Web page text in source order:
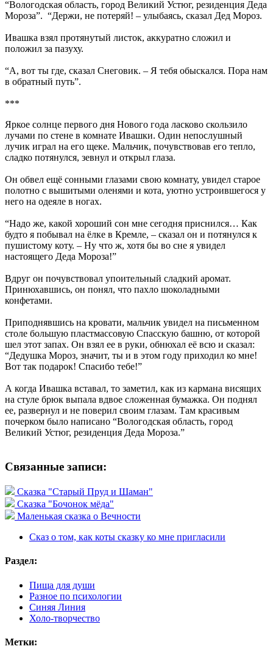
“Вологодская область, город Великий Устюг, резиденция Деда
Мороза”. “Держи, не потеряй! – улыбаясь, сказал Дед Мороз.
Ивашка взял протянутый листок, аккуратно сложил и
положил за пазуху.
“А, вот ты где, сказал Снеговик. – Я тебя обыскался. Пора нам
в обратный путь”.
***
Яркое солнце первого дня Нового года ласково скользило
лучами по стене в комнате Ивашки. Один непослушный
лучик играл на его щеке. Мальчик, почувствовав его тепло,
сладко потянулся, зевнул и открыл глаза.
Он обвел ещё сонными глазами свою комнату, увидел старое
полотно с вышитыми оленями и кота, уютно устроившегося у
него на одеяле в ногах.
“Надо же, какой хороший сон мне сегодня приснился… Как
будто я побывал на ёлке в Кремле, – сказал он и потянулся к
пушистому коту. – Ну что ж, хотя бы во сне я увидел
настоящего Деда Мороза!”
Вдруг он почувствовал упоительный сладкий аромат.
Принюхавшись, он понял, что пахло шоколадными
конфетами.
Приподнявшись на кровати, мальчик увидел на письменном
столе большую пластмассовую Спасскую башню, от которой
шел этот запах. Он взял ее в руки, обнюхал её всю и сказал:
“Дедушка Мороз, значит, ты и в этом году приходил ко мне!
Вот так подарок! Спасибо тебе!”
А когда Ивашка вставал, то заметил, как из кармана висящих
на стуле брюк выпала вдвое сложенная бумажка. Он поднял
ее, развернул и не поверил своим глазам. Там красивым
почерком было написано “Вологодская область, город
Великий Устюг, резиденция Деда Мороза.”
Связанные записи:
Сказка "Старый Пруд и Шаман"
Сказка "Бочонок мёда"
Маленькая сказка о Вечности
Сказ о том, как коты сказку ко мне пригласили
Раздел:
Пища для души
Разное по психологии
Синяя Линия
Холо-творчество
Метки: